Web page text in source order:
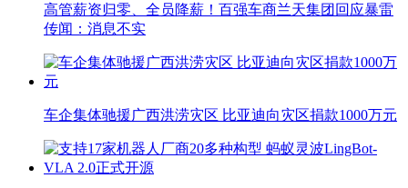
高管薪资归零、全员降薪！百强车商兰天集团回应暴雷
传闻：消息不实
车企集体驰援广西洪涝灾区 比亚迪向灾区捐款1000万元